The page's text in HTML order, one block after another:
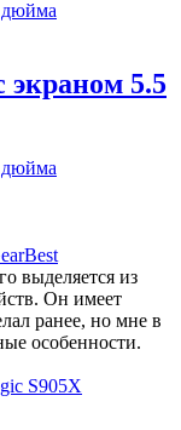
экраном 5.5
выделяется из
Он имеет
ранее, но мне в
особенности.